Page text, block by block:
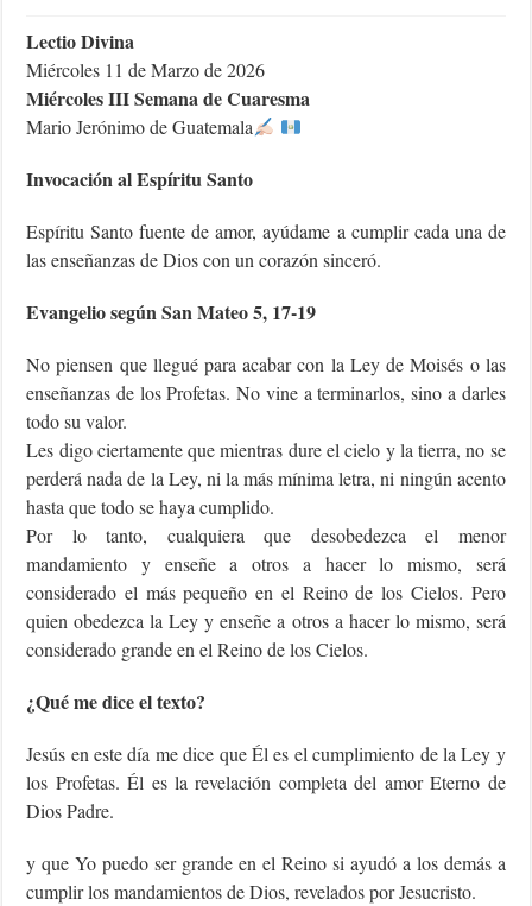
Lectio Divina
Miércoles 11 de Marzo de 2026
Miércoles III Semana de Cuaresma
Mario Jerónimo de Guatemala
Invocación al Espíritu Santo
Espíritu Santo fuente de amor, ayúdame a cumplir cada una de
las enseñanzas de Dios con un corazón sinceró.
Evangelio según San Mateo 5, 17-19
No piensen que llegué para acabar con la Ley de Moisés o las
enseñanzas de los Profetas. No vine a terminarlos, sino a darles
todo su valor.
Les digo ciertamente que mientras dure el cielo y la tierra, no se
perderá nada de la Ley, ni la más mínima letra, ni ningún acento
hasta que todo se haya cumplido.
Por lo tanto, cualquiera que desobedezca el menor
mandamiento y enseñe a otros a hacer lo mismo, será
considerado el más pequeño en el Reino de los Cielos. Pero
quien obedezca la Ley y enseñe a otros a hacer lo mismo, será
considerado grande en el Reino de los Cielos.
¿Qué me dice el texto?
Jesús en este día me dice que Él es el cumplimiento de la Ley y
los Profetas. Él es la revelación completa del amor Eterno de
Dios Padre.
y que Yo puedo ser grande en el Reino si ayudó a los demás a
cumplir los mandamientos de Dios, revelados por Jesucristo.